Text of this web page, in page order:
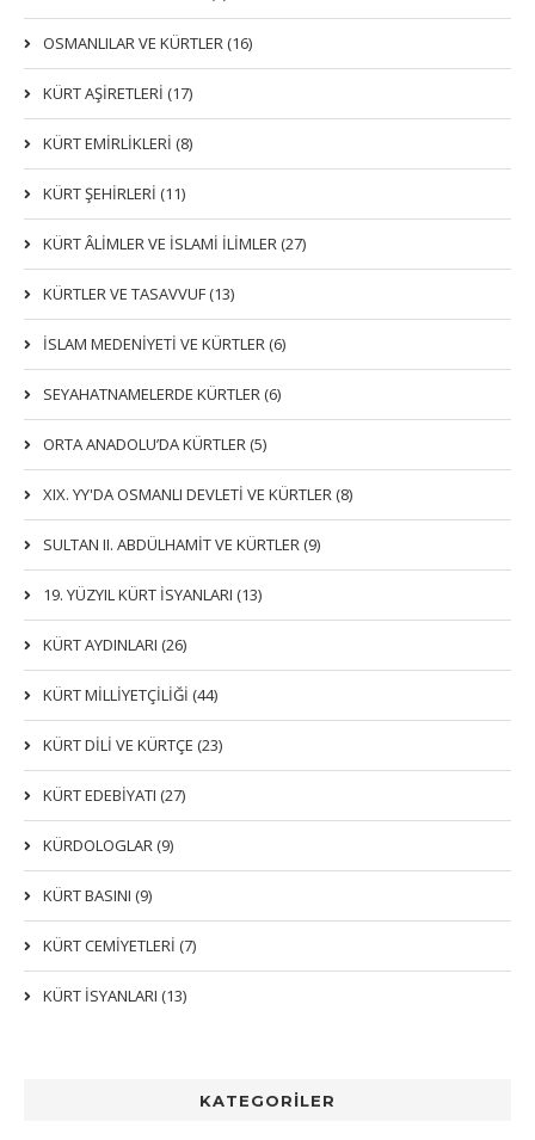
KATEGORİLER
OSMANLILAR VE KÜRTLER (16)
KÜRT AŞİRETLERİ (17)
KÜRT EMİRLİKLERİ (8)
KÜRT ŞEHİRLERİ (11)
KÜRT ÂLİMLER VE İSLAMİ İLİMLER (27)
KÜRTLER VE TASAVVUF (13)
İSLAM MEDENİYETİ VE KÜRTLER (6)
SEYAHATNAMELERDE KÜRTLER (6)
ORTA ANADOLU’DA KÜRTLER (5)
XIX. YY'DA OSMANLI DEVLETI VE KÜRTLER (8)
SULTAN II. ABDÜLHAMİT VE KÜRTLER (9)
19. YÜZYIL KÜRT İSYANLARI (13)
KÜRT AYDINLARI (26)
KÜRT MİLLİYETÇİLİĞİ (44)
KÜRT DİLİ VE KÜRTÇE (23)
KÜRT EDEBİYATI (27)
KÜRDOLOGLAR (9)
KÜRT BASINI (9)
KÜRT CEMİYETLERİ (7)
KÜRT İSYANLARI (13)